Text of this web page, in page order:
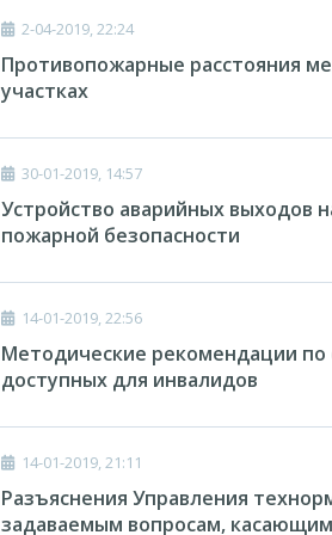
2-04-2019, 22:24
Противопожарные расстояния
участках
30-01-2019, 14:57
Устройство аварийных выходов
пожарной безопасности
14-01-2019, 22:56
Методические рекомендации по
доступных для инвалидов
14-01-2019, 21:11
Разъяснения Управления
задаваемым вопросам,